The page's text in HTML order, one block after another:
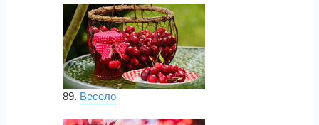
89. Весело